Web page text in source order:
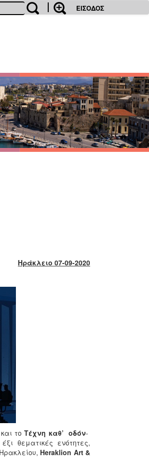
ΕΙΣΟΔΟΣ
Ηράκλειο 07-09-2020
και τοΤέχνη καθ’ οδόν-
θεματικές ενότητες,
Heraklion Art &